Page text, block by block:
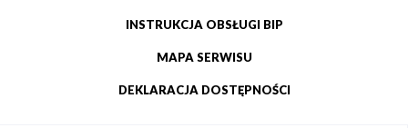
INSTRUKCJA OBSŁUGI BIP
MAPA SERWISU
DEKLARACJA DOSTĘPNOŚCI